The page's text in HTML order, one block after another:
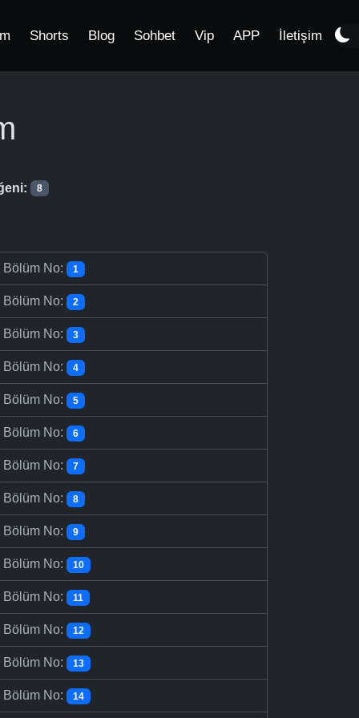
Shorts Blog Sohbet Vip APP İletişim
8
Bölüm No: 1
Bölüm No: 2
Bölüm No: 3
Bölüm No: 4
Bölüm No: 5
Bölüm No: 6
Bölüm No: 7
Bölüm No: 8
Bölüm No: 9
Bölüm No: 10
Bölüm No: 11
Bölüm No: 12
Bölüm No: 13
Bölüm No: 14